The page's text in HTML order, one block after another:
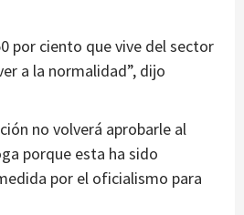
por ciento que vive del sector
a la normalidad”, dijo
no volverá aprobarle al
porque esta ha sido
por el oficialismo para